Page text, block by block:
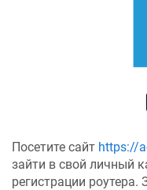
Посетите сайт https://
зайти в свой личный
регистрации